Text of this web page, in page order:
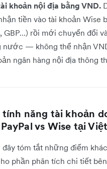
khoản nội địa bằng VND.
tiền vào tài khoản Wise
GBP…) rồi mới chuyển đổi
nước — không thể nhận
ngân hàng nội địa thông
tính năng tài khoản
vs Wise tại
tóm tắt những điểm
phần phân tích chi tiết